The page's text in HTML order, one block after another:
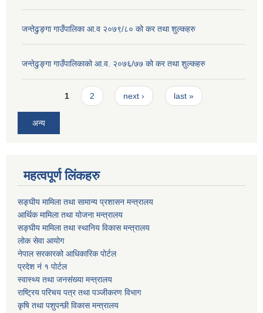
जन्तेढुङ्गा गाउँपालिका आ.व २०७९/८० को कर तथा शुल्कहरु
जन्तेढुङ्गा गाउँपालिकाको आ.व. २०७६/७७ को कर तथा शुल्कहरु
Pages1 2 next › last »
अन्य
महत्वपूर्ण लिंकहरु
सङ्घीय मामिला तथा सामान्य प्रशासन मन्त्रालय
आर्थिक मामिला तथा योजना मन्त्रालय
सङ्घीय मामिला तथा स्थानिय विकास मन्त्रालय
लोक सेवा आयोग
नेपाल सरकारको आधिकारिक पोर्टल
प्रदेश नं १ पोर्टल
स्वास्थ्य तथा जनसंख्या मन्त्रालय
राष्ट्रिय परिचय पत्र तथा पञ्जीकरण विभाग
कृषि तथा पशुपन्छी विकास मन्त्रालय